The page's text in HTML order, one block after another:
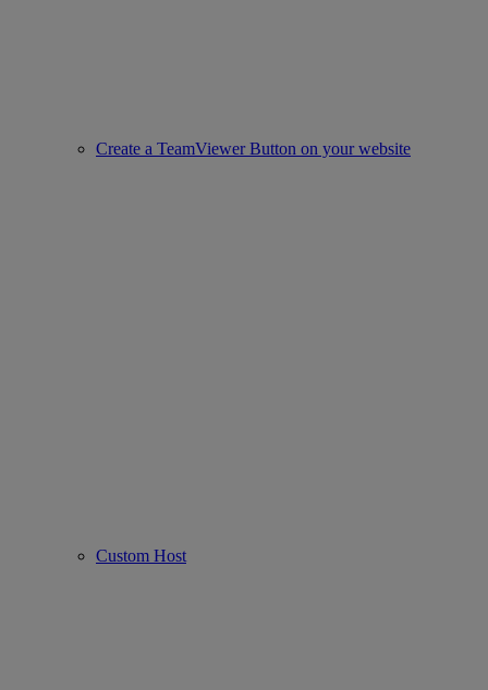
Create a TeamViewer Button on your website
Custom Host